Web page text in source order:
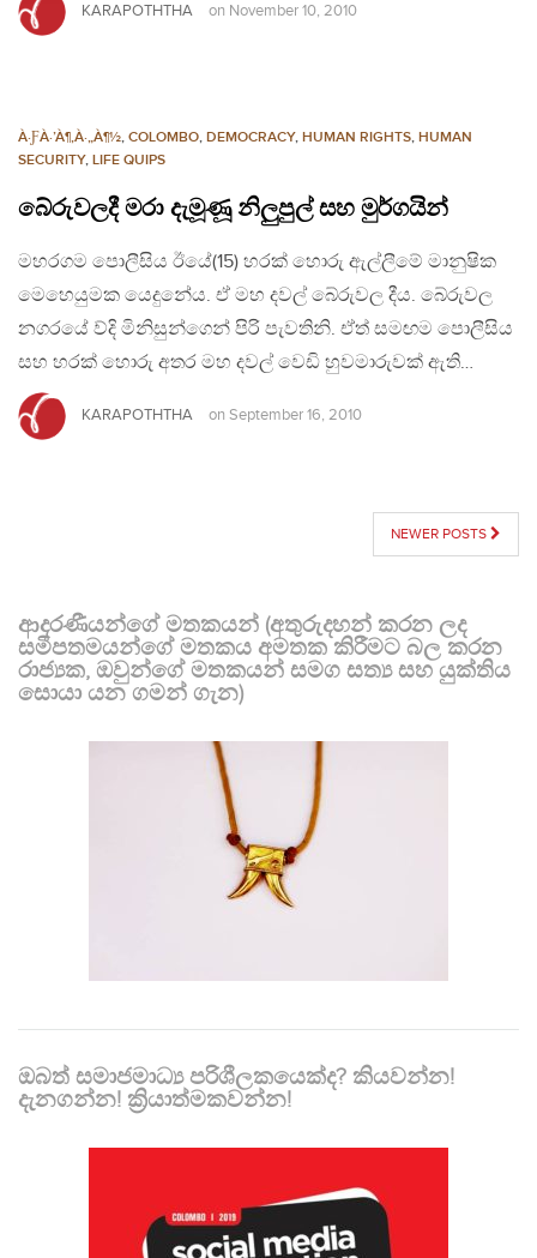
KARAPOTHTHA on November 10, 2010
À·ƑÀ·’À¶‚À·„À¶½, COLOMBO, DEMOCRACY, HUMAN RIGHTS, HUMAN
SECURITY, LIFE QUIPS
බේරුවලදී මරා දැමූණූ නිලුපුල් සහ මුර්ගයින්
මහරගම පොලීසිය ඊයේ(15) හරක් හොරු ඇල්ලීමේ මානුෂික
මෙහෙයුමක යෙදුනේය. ඒ මහ දවල් බේරුවල දීය. බේරුවල
නගරයේ ව්දි මිනිසුන්ගෙන් පිරි පැවතිනි. ඒත් සමඟම පොලීසිය
සහ හරක් හොරු අතර මහ දවල් වෙඩි හුවමාරුවක් ඇති…
KARAPOTHTHA on September 16, 2010
NEWER POSTS
ආදරණීයන්ගේ මතකයන් (අතුරුදහන් කරන ලද
සමීපතමයන්ගේ මතකය අමතක කිරීමට බල කරන
රාජ්‍යක, ඔවුන්ගේ මතකයන් සමග සත්‍ය සහ යුක්තිය
සොයා යන ගමන් ගැන)
ඔබත් සමාජමාධ්‍ය පරිශීලකයෙක්ද? කියවන්න!
දැනගන්න! ක්‍රියාත්මකවන්න!